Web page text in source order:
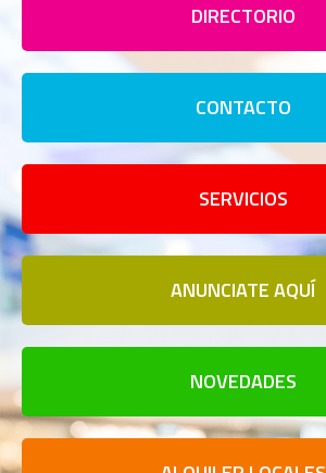
DIRECTORIO
CONTACTO
SERVICIOS
ANUNCIATE AQUÍ
NOVEDADES